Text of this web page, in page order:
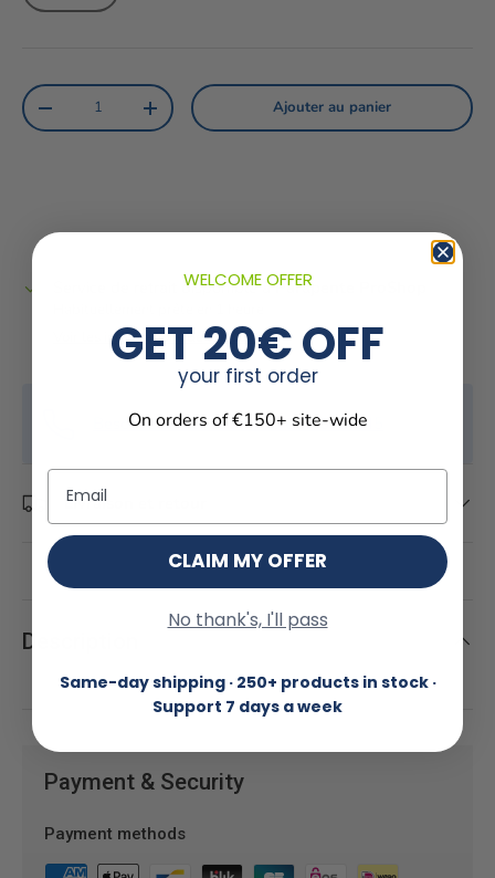
Qté
Diminuer la quantitéAugmenter la quantitéAjouter au panier
Service de retrait disponible àParapente ProShop
Voir les informations de la boutique
Besoin d'un conseil ? +33 667 672 245
Livraison et retour
Description
Payment & Security
Payment methods
WELCOME OFFER
GET 20€ OFF
your first order
On orders of €150+ site-wide
Email
CLAIM MY OFFER
No thank's, I'll pass
Same-day shipping · 250+ products in stock ·
Support 7 days a week